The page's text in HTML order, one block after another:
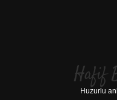
Hafif
Huzurlu